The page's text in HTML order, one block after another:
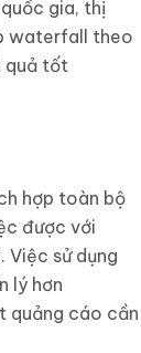
gia, thị
waterfall theo
quả tốt
hợp toàn bộ
được với
sử dụng
lý hơn
quảng cáo cần